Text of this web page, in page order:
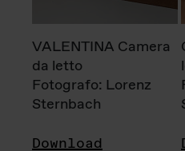
VALENTINA Camera
da letto
Fotografo: Lorenz
Sternbach
Download